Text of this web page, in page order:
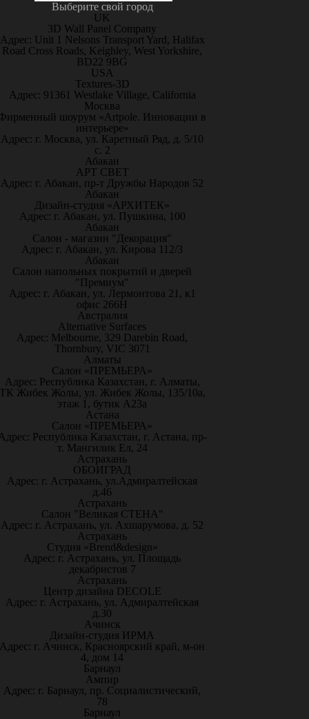
Выберите свой город
UK
3D Wall Panel Company
Адрес: Unit 1 Nelsons Transport Yard, Halifax
Road Cross Roads, Keighley, West Yorkshire,
BD22 9BG
USA
Textures-3D
Адрес: 91361 Westlake Village, California
Москва
шоурум «Artpole. Инновации в
интерьере»
Адрес: г. Москва, ул. Каретный Ряд, д. 5/10
с. 2
Абакан
АРТ СВЕТ
Адрес: г. Абакан, пр-т Дружбы Народов 52
Абакан
Дизайн-студия «АРХИТЕК»
Адрес: г. Абакан, ул. Пушкина, 100
Абакан
Салон - магазин "Декорация"
Адрес: г. Абакан, ул. Кирова 112/3
Абакан
Салон напольных покрытий и дверей
"Премиум"
Адрес: г. Абакан, ул. Лермонтова 21, к1
офис 266Н
Австралия
Alternative Surfaces
Адрес: Melbourne, 329 Darebin Road,
Thornbury, VIC 3071
Алматы
Салон «ПРЕМЬЕРА»
Адрес: Республика Казахстан, г. Алматы,
Жибек Жолы, ул. Жибек Жолы, 135/10а,
этаж 1, бутик А23а
Астана
Салон «ПРЕМЬЕРА»
Республика Казахстан, г. Астана, пр-
т. Мангилик Ел, 24
Астрахань
ОБОИГРАД
Адрес: г. Астрахань, ул.Адмиралтейская
д.46
Астрахань
Салон "Великая СТЕНА"
Адрес: г. Астрахань, ул. Ахшарумова, д. 52
Астрахань
Студия «Brend&design»
Адрес: г. Астрахань, ул. Площадь
декабристов 7
Астрахань
Центр дизайна DECOLE
Адрес: г. Астрахань, ул. Адмиралтейская
д.30
Ачинск
Дизайн-студия ИРМА
Адрес: г. Ачинск, Красноярский край, м-он
4, дом 14
Барнаул
Ампир
Адрес: г. Барнаул, пр. Социалистический,
78
Барнаул